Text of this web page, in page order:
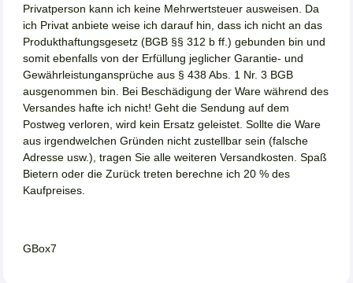
Privatperson kann ich keine Mehrwertsteuer ausweisen. Da
ich Privat anbiete weise ich darauf hin, dass ich nicht an das
Produkthaftungsgesetz (BGB §§ 312 b ff.) gebunden bin und
somit ebenfalls von der Erfüllung jeglicher Garantie- und
Gewährleistungansprüche aus § 438 Abs. 1 Nr. 3 BGB
ausgenommen bin. Bei Beschädigung der Ware während des
Versandes hafte ich nicht! Geht die Sendung auf dem
Postweg verloren, wird kein Ersatz geleistet. Sollte die Ware
aus irgendwelchen Gründen nicht zustellbar sein (falsche
Adresse usw.), tragen Sie alle weiteren Versandkosten. Spaß
Bietern oder die Zurück treten berechne ich 20 % des
Kaufpreises.
GBox7